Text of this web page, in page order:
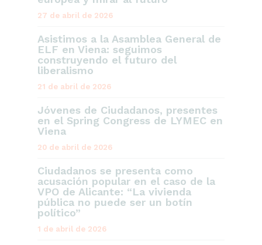
27 de abril de 2026
Asistimos a la Asamblea General de
ELF en Viena: seguimos
construyendo el futuro del
liberalismo
21 de abril de 2026
Jóvenes de Ciudadanos, presentes
en el Spring Congress de LYMEC en
Viena
20 de abril de 2026
Ciudadanos se presenta como
acusación popular en el caso de la
VPO de Alicante: “La vivienda
pública no puede ser un botín
político”
1 de abril de 2026